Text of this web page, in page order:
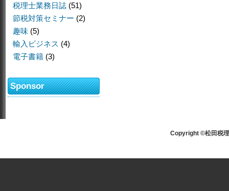
税理士業務日誌 (51)
節税対策セミナー (2)
趣味 (5)
輸入ビジネス (4)
電子書籍 (3)
Sponsor
Copyright ©松田税